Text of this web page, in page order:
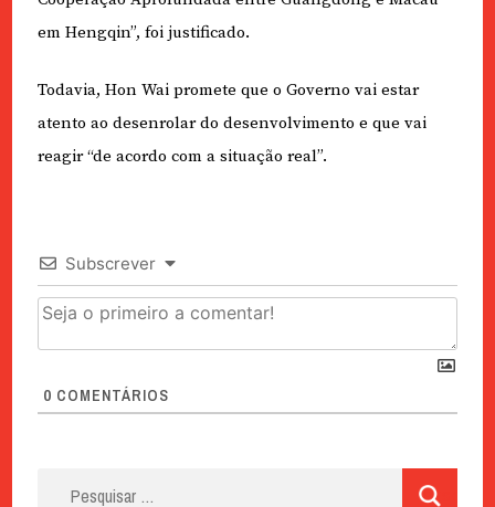
em Hengqin”, foi justificado.
Todavia, Hon Wai promete que o Governo vai estar
atento ao desenrolar do desenvolvimento e que vai
reagir “de acordo com a situação real”.
Subscrever
0 COMENTÁRIOS